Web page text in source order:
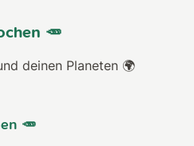
🥕
deinen Planeten 🌍
🥕